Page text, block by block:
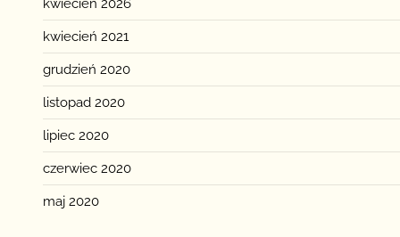
kwiecień 2026
kwiecień 2021
grudzień 2020
listopad 2020
lipiec 2020
czerwiec 2020
maj 2020